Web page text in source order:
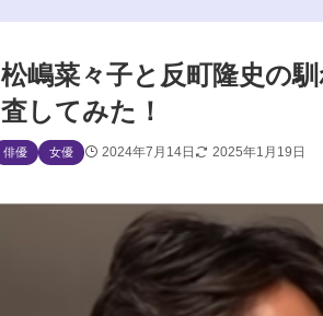
松嶋菜々子と反町隆史の
査してみた！
俳優 女優 2024年7月14日 2025年1月19日